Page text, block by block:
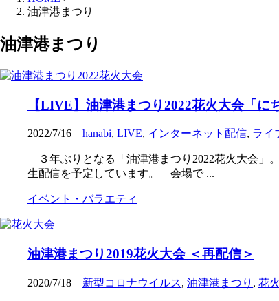
油津港まつり
油津港まつり
【LIVE】油津港まつり2022花火大会「に
2022/7/16 hanabi, LIVE, インターネット配信, ライ
３年ぶりとなる「油津港まつり2022花火大会」
生配信を予定しています。 会場で ...
イベント・バラエティ
油津港まつり2019花火大会 ＜再配信＞
2020/7/18 新型コロナウイルス, 油津港まつり , 花